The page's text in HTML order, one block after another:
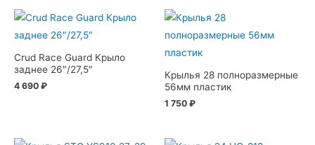
Crud Race Guard Крыло
заднее 26″/27,5″
4 690 ₽
Крылья 28 полноразмерные
56мм пластик
1 750 ₽